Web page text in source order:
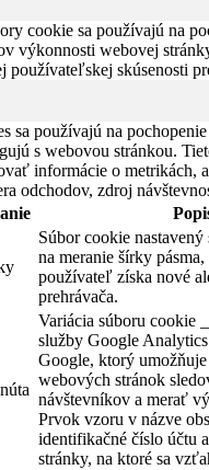
cookie sa používajú na
výkonnosti webovej
používateľskej skúsenosti
sa používajú na
s webovou stránkou.
informácie o metrikách,
odchodov, zdroj
Súbor cookie
na meranie šírky
používateľ získa nové
prehrávača.
Variácia súboru cookie
služby Google
Google, ktorý
webových stránok
návštevníkov a merať
Prvok vzoru v názve
identifikačné číslo účtu
stránky, na ktoré sa